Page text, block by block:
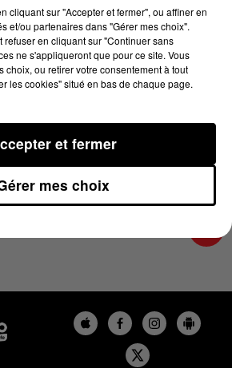
2 min 22 sec
DU 15/11/2023 À 10H00
cliquant sur "Accepter et fermer", ou affiner en
et/ou partenaires dans "Gérer mes choix".
refuser en cliquant sur "Continuer sans
ne s'appliqueront que pour ce site. Vous
choix, ou retirer votre consentement à tout
les cookies" situé en bas de chaque page.
mes choix
et fermer